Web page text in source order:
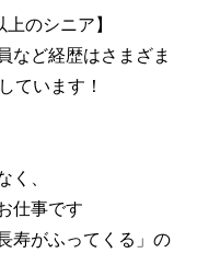
のシニア】
など経歴はさまざま
ています！
く、
仕事です
寿がふってくる」の